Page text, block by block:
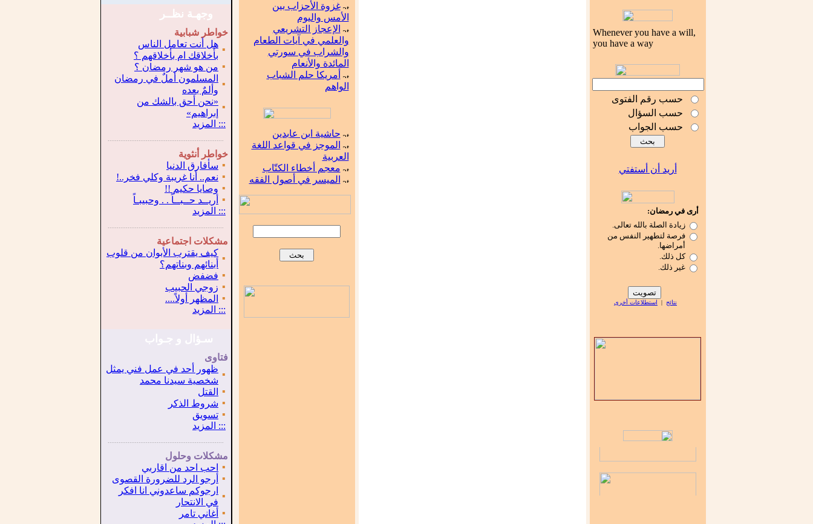
وجهـة نظــر
خواطر شبابية
▪
هل أنت تعامل الناس
بأخلاقك ام بأخلاقهم ؟
▪ من هو شهر رمضان ؟
▪
المسلمون أملٌ في رمضان
وألمٌ بعده
▪
«نحن أحق بالشك من
إبراهيم»
::: المزيد
خواطر أنثوية
▪ سأفارق الدنيا
▪ نعم.. أنا غريبة وكلي فخر..!
▪ وصايا حكيم !!
▪
أريــد حــبــاً . . وحبيبـاً
::: المزيد
مشكلات اجتماعية
▪
كيف يقترب الأبوان من قلوب
أبنائهم وبناتهم؟
▪ فضفض
▪ زوجي الحبيب
▪
المظهر أولاً....
::: المزيد
فتاوى
▪
ظهور أحد في عمل فني يمثل
شخصية سيدنا محمد
▪
القتل
▪ شروط الذكر
▪ تسويق
::: المزيد
مشكلات وحلول
▪
احب احد من اقاربي
▪
أرجو الرد للضرورة القصوى
▪
ارجوكم ساعدوني انا افكر
في الانتحار
▪ أغاني تامر
غزوة الأحزاب بين
الأمس واليوم
الإعجاز التشريعي
والعلمي في آيات الطعام
والشراب في سورتي
المائدة والأنعام
أمريكا حلم الشباب
الواهم
حاشية ابن عابدين
الموجز في قواعد اللغة
العربية
معجم أخطاء الكتّاب
الميسر في أصول الفقه
Whenever you have a will,
you have a way
حسب رقم الفتوى
حسب السؤال
حسب الجواب
أريد أن أستفتي
أرى في رمضان:
زيادة الصلة بالله تعالى.
فرصة لتطهير النفس من
أمراضها.
كل ذلك.
غير ذلك.
نتائج | استطلاعات أخرى